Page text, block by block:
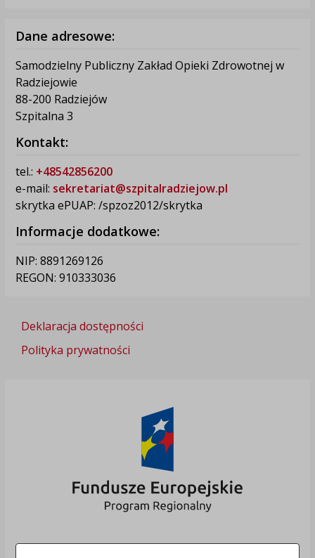
Dane adresowe:
Samodzielny Publiczny Zakład Opieki Zdrowotnej w
Radziejowie
88-200 Radziejów
Szpitalna 3
Kontakt:
tel.: +48542856200
e-mail: sekretariat@szpitalradziejow.pl
skrytka ePUAP: /spzoz2012/skrytka
Informacje dodatkowe:
NIP: 8891269126
REGON: 910333036
Deklaracja dostępności
Polityka prywatności